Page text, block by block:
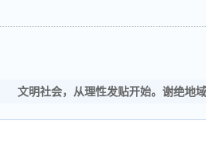
文明社会，从理性发贴开始。谢绝地